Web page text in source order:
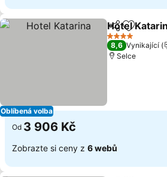
Oblíbená volba
SdíletPřidat
Hotel
4 Počet
8,6 Vynikající
Selce
Od 3 906 Kč
Zobrazte si ceny z 6 webů